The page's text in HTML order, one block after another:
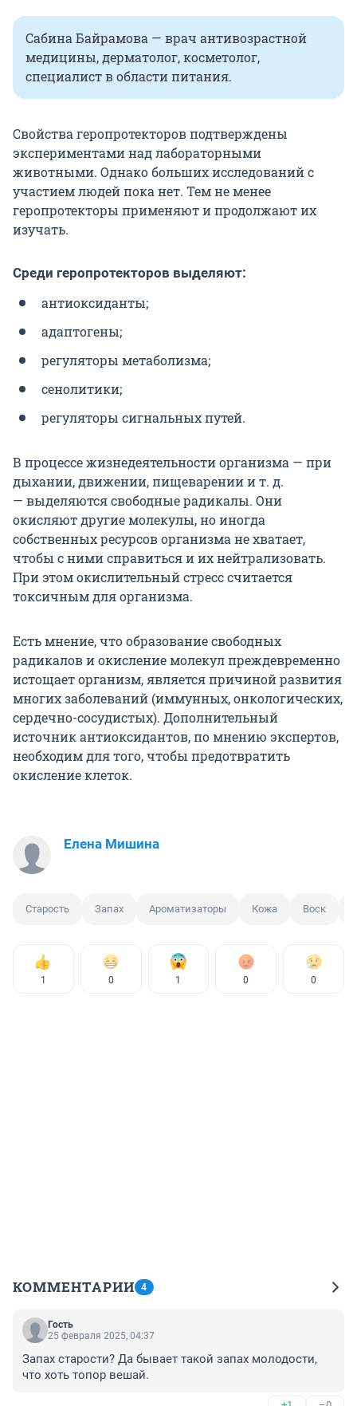
Сабина Байрамова — врач антивозрастной
медицины, дерматолог, косметолог,
специалист в области питания.
Свойства геропротекторов подтверждены
экспериментами над лабораторными
животными. Однако больших исследований с
участием людей пока нет. Тем не менее
геропротекторы применяют и продолжают их
изучать.
Среди геропротекторов выделяют:
антиоксиданты;
адаптогены;
регуляторы метаболизма;
сенолитики;
регуляторы сигнальных путей.
В процессе жизнедеятельности организма — при
дыхании, движении, пищеварении и т. д.
— выделяются свободные радикалы. Они
окисляют другие молекулы, но иногда
собственных ресурсов организма не хватает,
чтобы с ними справиться и их нейтрализовать.
При этом окислительный стресс считается
токсичным для организма.
Есть мнение, что образование свободных
радикалов и окисление молекул преждевременно
истощает организм, является причиной развития
многих заболеваний (иммунных, онкологических,
сердечно-сосудистых). Дополнительный
источник антиоксидантов, по мнению экспертов,
необходим для того, чтобы предотвратить
окисление клеток.
Елена Мишина
Старость Запах Ароматизаторы Кожа Воск
1 0 1 0 0
КОММЕНТАРИИ 4
Гость
25 февраля 2025, 04:37
Запах старости? Да бывает такой запах молодости,
что хоть топор вешай.